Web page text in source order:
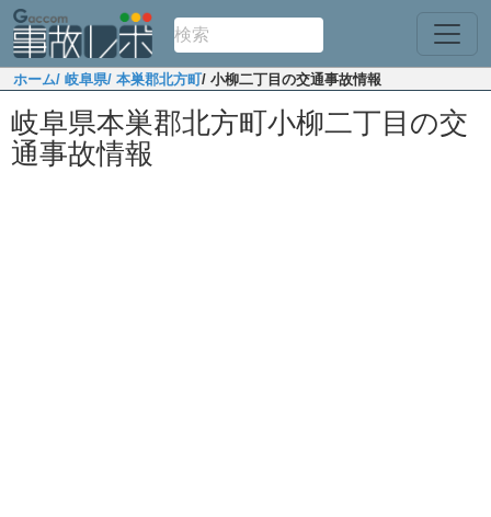
ホーム/ 岐阜県/ 本巣郡北方町/ 小柳二丁目の交通事故情報
岐阜県本巣郡北方町小柳二丁目の交
通事故情報